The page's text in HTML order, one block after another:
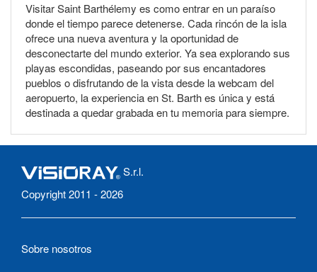
Visitar Saint Barthélemy es como entrar en un paraíso
donde el tiempo parece detenerse. Cada rincón de la isla
ofrece una nueva aventura y la oportunidad de
desconectarte del mundo exterior. Ya sea explorando sus
playas escondidas, paseando por sus encantadores
pueblos o disfrutando de la vista desde la webcam del
aeropuerto, la experiencia en St. Barth es única y está
destinada a quedar grabada en tu memoria para siempre.
S.r.l.
Copyright 2011 - 2026
Sobre nosotros